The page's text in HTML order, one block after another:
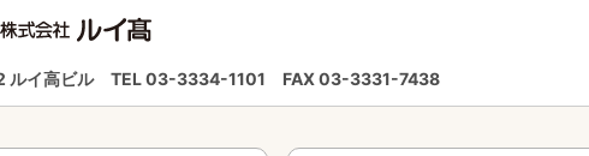
ルイ高ビル TEL 03-3334-1101 FAX 03-3331-7438